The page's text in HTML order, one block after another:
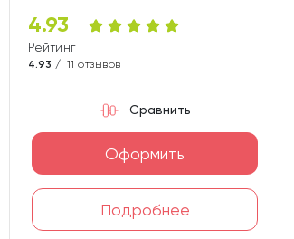
4.93
Рейтинг карты
4.93 / 11 отзывов
Оформить
Подробнее
Сравнить